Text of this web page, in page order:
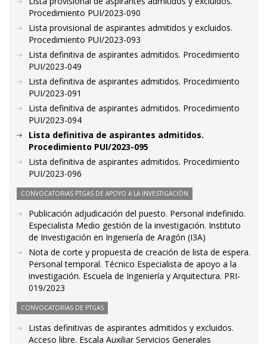
Procedimiento PUI/2023-090
Lista provisional de aspirantes admitidos y excluidos.
Procedimiento PUI/2023-093
Lista definitiva de aspirantes admitidos. Procedimiento
PUI/2023-049
Lista definitiva de aspirantes admitidos. Procedimiento
PUI/2023-091
Lista definitiva de aspirantes admitidos. Procedimiento
PUI/2023-094
Lista definitiva de aspirantes admitidos.
Procedimiento PUI/2023-095
Lista definitiva de aspirantes admitidos. Procedimiento
PUI/2023-096
CONVOCATORIAS PTGAS DE APOYO A LA INVESTIGACIÓN
Publicación adjudicación del puesto. Personal indefinido.
Especialista Medio gestión de la investigación. Instituto
de Investigación en Ingeniería de Aragón (I3A)
Nota de corte y propuesta de creación de lista de espera.
Personal temporal. Técnico Especialista de apoyo a la
investigación. Escuela de Ingeniería y Arquitectura. PRI-
019/2023
CONVOCATORIAS DE PTGAS
Listas definitivas de aspirantes admitidos y excluidos.
Acceso libre. Escala Auxiliar Servicios Generales